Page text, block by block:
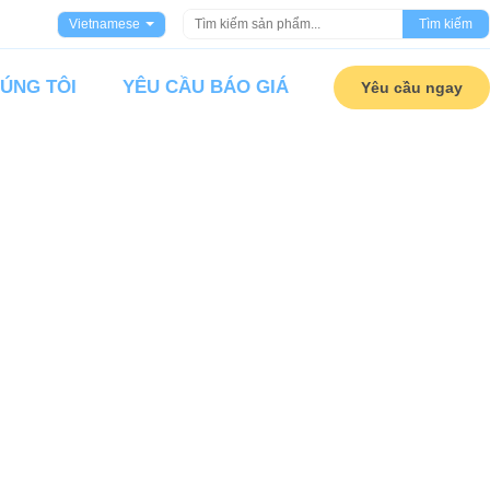
Vietnamese Tìm kiếm
TÔI YÊU CẦU BÁO GIÁ Yêu cầu ngay